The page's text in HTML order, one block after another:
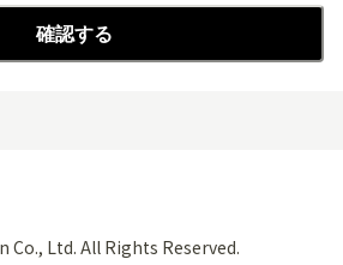
確認する
Co., Ltd. All Rights Reserved.